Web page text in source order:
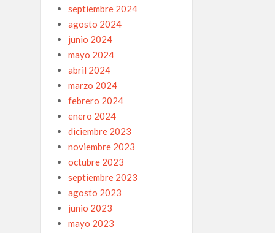
septiembre 2024
agosto 2024
junio 2024
mayo 2024
abril 2024
marzo 2024
febrero 2024
enero 2024
diciembre 2023
noviembre 2023
octubre 2023
septiembre 2023
agosto 2023
junio 2023
mayo 2023